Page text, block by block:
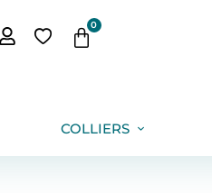
0
COLLIERS